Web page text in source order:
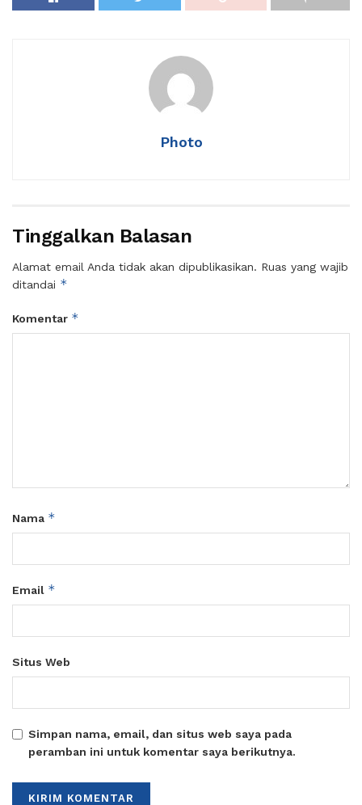
Photo
Tinggalkan Balasan
Alamat email Anda tidak akan dipublikasikan. Ruas yang wajib
ditandai *
Komentar *
Nama *
Email *
Situs Web
Simpan nama, email, dan situs web saya pada
peramban ini untuk komentar saya berikutnya.